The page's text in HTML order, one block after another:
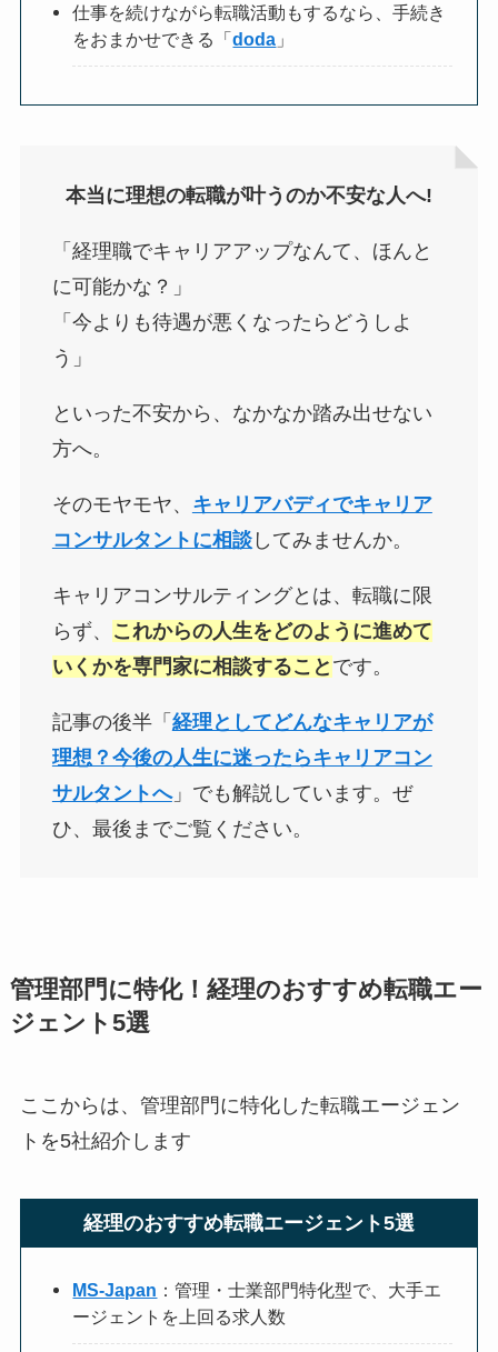
仕事を続けながら転職活動もするなら、手続き
をおまかせできる「doda 」
本当に理想の転職が叶うのか不安な人へ!
「経理職でキャリアアップなんて、ほんと
に可能かな？」
「今よりも待遇が悪くなったらどうしよ
う」
といった不安から、なかなか踏み出せない
方へ。
そのモヤモヤ、 キャリアバディでキャリア
コンサルタントに相談してみませんか。
キャリアコンサルティングとは、転職に限
らず、
これからの人生をどのように進めて
いくかを専門家に相談すること です。
記事の後半「 経理としてどんなキャリアが
理想？今後の人生に迷ったらキャリアコン
サルタントへ」でも解説しています。ぜ
ひ、最後までご覧ください。
管理部門に特化！経理のおすすめ転職エー
ジェント5選
ここからは、管理部門に特化した転職エージェン
トを5社紹介します
経理のおすすめ転職エージェント5選
MS-Japan ：管理・士業部門特化型で、大手エ
ージェントを上回る求人数